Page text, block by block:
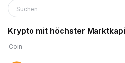
Suchen
Krypto mit höchster
Coin